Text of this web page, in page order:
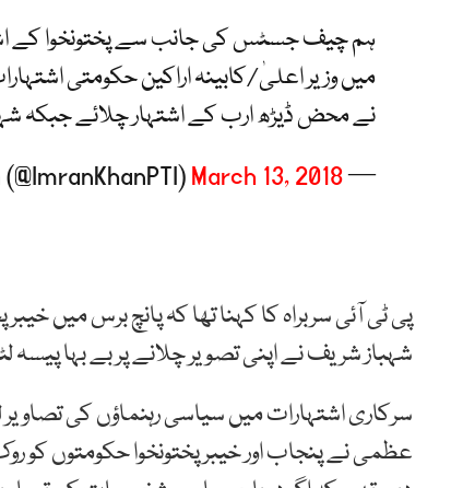
ہم چیف جسٹس کی جانب سے پختونخوا کے
میں وزیر اعلیٰ/کابینہ اراکین حکومتی
نے محض ڈیڑھ ارب کے اشتہار چلائے جبکہ
— Imran Khan (@ImranKhanPTI)
March 13, 2018
پی ٹی آئی سربراہ کا کہنا تھا کہ پانچ برس میں
شہباز شریف نے اپنی تصویر چلانے پر بے بہا پیسہ
سرکاری اشتہارات میں سیاسی رہنماؤں کی
عظمی نے پنجاب اور خیبرپختونخوا حکومتوں